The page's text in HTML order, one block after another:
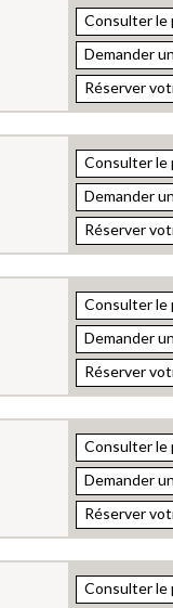
Consulter le
Demander
Réserver
Consulter le
Demander
Réserver
Consulter le
Demander
Réserver
Consulter le
Demander
Réserver
Consulter le